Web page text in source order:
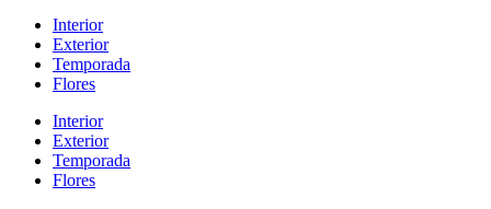
Interior
Exterior
Temporada
Flores
Interior
Exterior
Temporada
Flores